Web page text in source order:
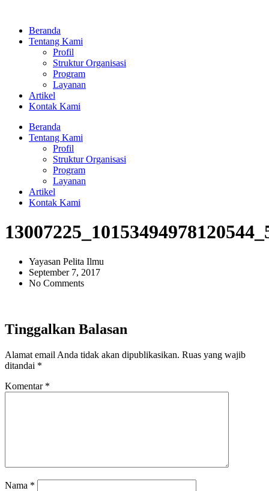
kontenBeranda
Tentang Kami
Profil
Struktur Organisasi
Program
Layanan
Artikel
Kontak Kami
Beranda
Tentang Kami
Profil
Struktur Organisasi
Program
Layanan
Artikel
Kontak Kami
Yayasan Pelita Ilmu
September 7, 2017
No Comments
Tinggalkan Balasan
Alamat email Anda tidak akan dipublikasikan. Ruas yang wajib
ditandai *
Komentar *
Nama *